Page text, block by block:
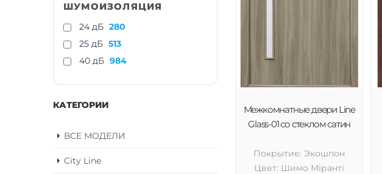
ШУМОИЗОЛЯЦИЯ
24 дБ 280
25 дБ 513
40 дБ 984
КАТЕГОРИИ
ВСЕ МОДЕЛИ
City Line
Межкомнатные двери Line
Glass-01 со стеклом сатин
Покрытие: Экошпон
Цвет: Шимо Міранті